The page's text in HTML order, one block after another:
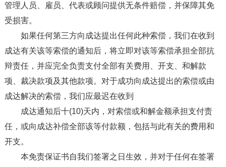
管理人员、雇员、代表或顾问提供无条件赔偿，并保障其免
受损害。
如果任何第三方向成达提出任何此种索偿，我们在收到
成达有关该等索偿的通知后，将立即对该等索偿承担全部抗
辩责任，并应完全负责支付全部有关费用、开支、和解款
项、裁决款项及其他款项。对于成功向成达提出的索偿或由
成达解决的索偿，我们应最迟在收到
成达通知后十(10)天内，对索偿或和解金额承担支付责
任，或向成达补偿全部该等付款额，包括与此有关的费用和
开支。
本免责保证书自我们签署之日生效，并对于任何在签署